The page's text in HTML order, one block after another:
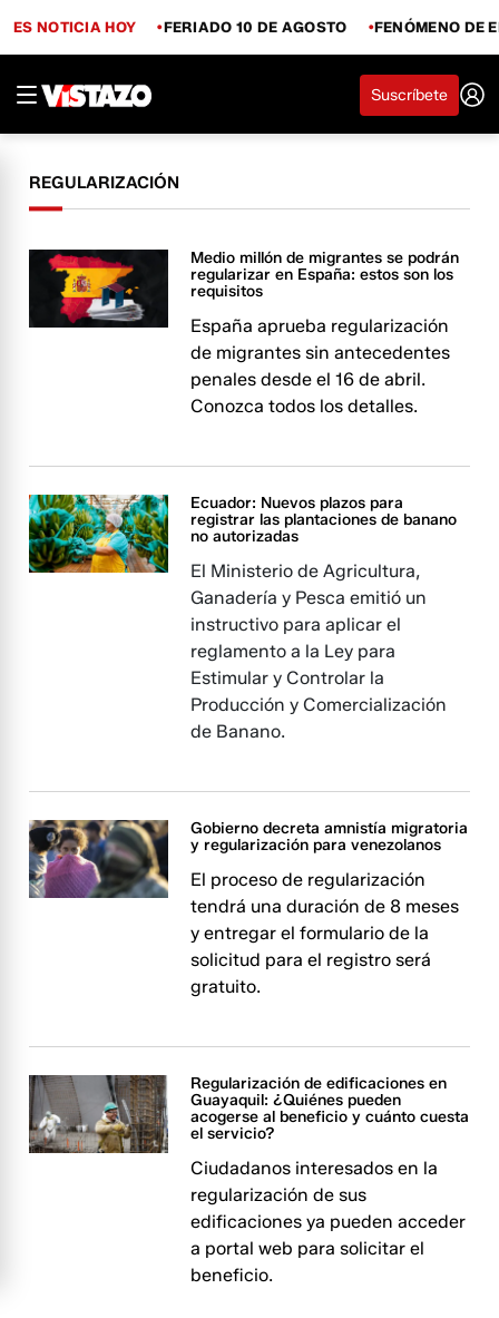
ES NOTICIA HOY FERIADO 10 DE AGOSTO FENÓMENO DE
Suscríbete
REGULARIZACIÓN
Medio millón de migrantes se podrán
regularizar en España: estos son los
requisitos
España aprueba regularización
de migrantes sin antecedentes
penales desde el 16 de abril.
Conozca todos los detalles.
Ecuador: Nuevos plazos para
registrar las plantaciones de banano
no autorizadas
El Ministerio de Agricultura,
Ganadería y Pesca emitió un
instructivo para aplicar el
reglamento a la Ley para
Estimular y Controlar la
Producción y Comercialización
de Banano.
Gobierno decreta amnistía migratoria
y regularización para venezolanos
El proceso de regularización
tendrá una duración de 8 meses
y entregar el formulario de la
solicitud para el registro será
gratuito.
Regularización de edificaciones en
Guayaquil: ¿Quiénes pueden
acogerse al beneficio y cuánto cuesta
el servicio?
Ciudadanos interesados en la
regularización de sus
edificaciones ya pueden acceder
a portal web para solicitar el
beneficio.